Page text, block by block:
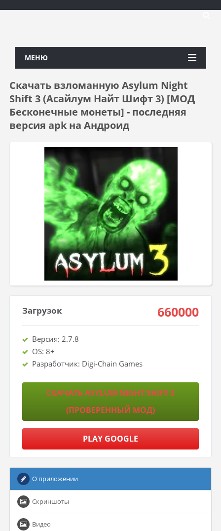
МЕНЮ
Скачать взломанную Asylum Night
Shift 3 (Асайлум Найт Шифт 3) [МОД
Бесконечные монеты] - последняя
версия apk на Андроид
Загрузок 660000
Версия: 2.7.8
OS: 8+
Разработчик: Digi-Chain Games
СКАЧАТЬ ASYLUM NIGHT SHIFT 3
(ПРОВЕРЕННЫЙ МОД)
PLAY GOOGLE
О приложении
Скриншоты
Видео